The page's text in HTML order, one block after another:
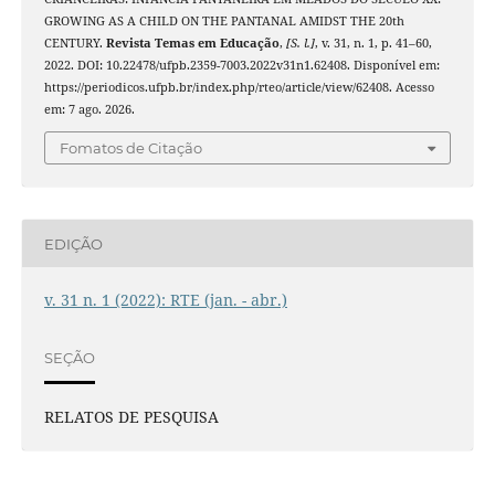
GROWING AS A CHILD ON THE PANTANAL AMIDST THE 20th
CENTURY. Revista Temas em Educação, [S. l.], v. 31, n. 1, p. 41–60,
2022. DOI: 10.22478/ufpb.2359-7003.2022v31n1.62408. Disponível em:
https://periodicos.ufpb.br/index.php/rteo/article/view/62408. Acesso
em: 7 ago. 2026.
Fomatos de Citação
EDIÇÃO
v. 31 n. 1 (2022): RTE (jan. - abr.)
SEÇÃO
RELATOS DE PESQUISA